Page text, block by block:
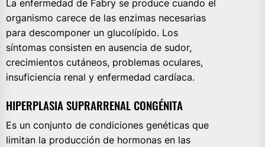
La enfermedad de Fabry se produce cuando el
organismo carece de las enzimas necesarias
para descomponer un glucolípido. Los
síntomas consisten en ausencia de sudor,
crecimientos cutáneos, problemas oculares,
insuficiencia renal y enfermedad cardíaca.
HIPERPLASIA SUPRARRENAL CONGÉNITA
Es un conjunto de condiciones genéticas que
limitan la producción de hormonas en las